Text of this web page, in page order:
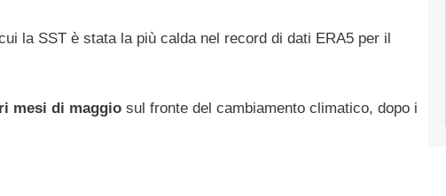
la SST è stata la più calda nel record di dati ERA5 per il
mesi di maggiosul fronte del cambiamento climatico, dopo i